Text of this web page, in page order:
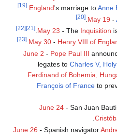
England's marriage toAnne
[19]
May 19 -
[20]
May 23 - The Inquisition
.
[21]
[22]
May 30- Henry VIII of
.
[23]
June 2 - Pope Paul III
legates to Charles V,
Ferdinand of Bohemia,
François of Franceto
June 24- San Juan
June 26 - Spanish navigator